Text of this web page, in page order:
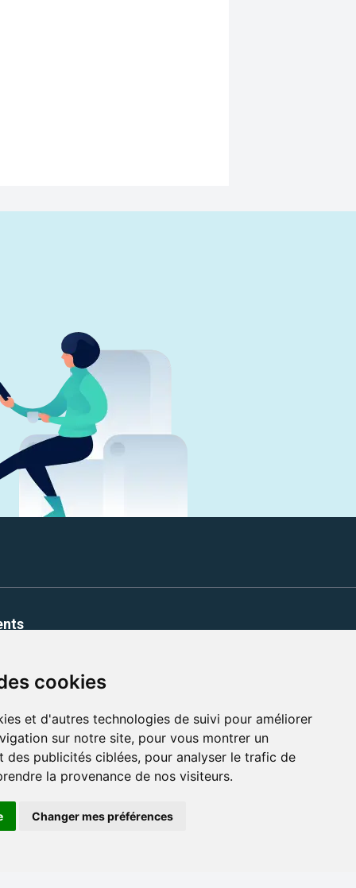
cookies
et d'autres technologies de suivi pour améliorer
sur notre site, pour vous montrer un
des publicités ciblées, pour analyser le trafic de
la provenance de nos visiteurs.
Changer mes préférences